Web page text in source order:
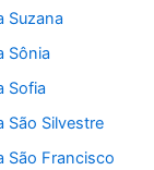
Suzana
Sônia
Sofia
São Silvestre
São Francisco